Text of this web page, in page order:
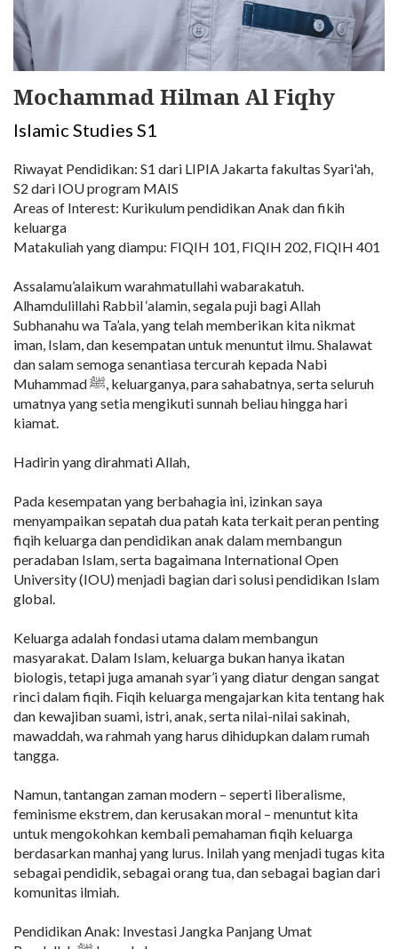
Mochammad Hilman Al Fiqhy
Islamic Studies S1
Riwayat Pendidikan: S1 dari LIPIA Jakarta fakultas Syari'ah,
S2 dari IOU program MAIS
Areas of Interest: Kurikulum pendidikan Anak dan fikih
keluarga
Matakuliah yang diampu: FIQIH 101, FIQIH 202, FIQIH 401
Assalamu’alaikum warahmatullahi wabarakatuh.
Alhamdulillahi Rabbil ‘alamin, segala puji bagi Allah
Subhanahu wa Ta’ala, yang telah memberikan kita nikmat
iman, Islam, dan kesempatan untuk menuntut ilmu. Shalawat
dan salam semoga senantiasa tercurah kepada Nabi
Muhammad ﷺ, keluarganya, para sahabatnya, serta seluruh
umatnya yang setia mengikuti sunnah beliau hingga hari
kiamat.
Hadirin yang dirahmati Allah,
Pada kesempatan yang berbahagia ini, izinkan saya
menyampaikan sepatah dua patah kata terkait peran penting
fiqih keluarga dan pendidikan anak dalam membangun
peradaban Islam, serta bagaimana International Open
University (IOU) menjadi bagian dari solusi pendidikan Islam
global.
Keluarga adalah fondasi utama dalam membangun
masyarakat. Dalam Islam, keluarga bukan hanya ikatan
biologis, tetapi juga amanah syar’i yang diatur dengan sangat
rinci dalam fiqih. Fiqih keluarga mengajarkan kita tentang hak
dan kewajiban suami, istri, anak, serta nilai-nilai sakinah,
mawaddah, wa rahmah yang harus dihidupkan dalam rumah
tangga.
Namun, tantangan zaman modern – seperti liberalisme,
feminisme ekstrem, dan kerusakan moral – menuntut kita
untuk mengokohkan kembali pemahaman fiqih keluarga
berdasarkan manhaj yang lurus. Inilah yang menjadi tugas kita
sebagai pendidik, sebagai orang tua, dan sebagai bagian dari
komunitas ilmiah.
Pendidikan Anak: Investasi Jangka Panjang Umat